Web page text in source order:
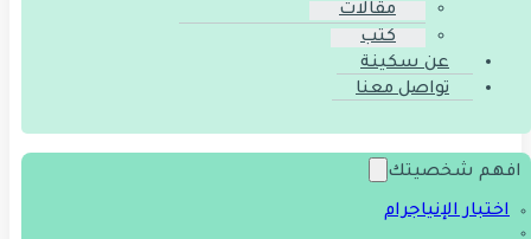
مقالات
كتب
عن سكينة
تواصل معنا
افهم شخصيتك
اختبار الإنياجرام